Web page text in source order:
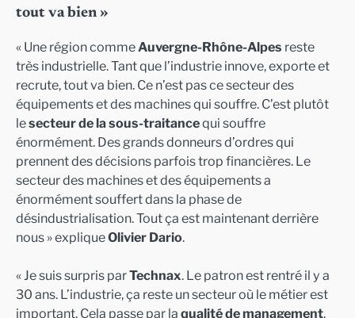
tout va bien »
« Une région commeAuvergne-Rhône-Alpes reste
très industrielle. Tant que l’industrie innove, exporte et
recrute, tout va bien. Ce n’est pas ce secteur des
équipements et des machines qui souffre. C’est plutôt
lesecteur de la sous-traitancequi souffre
énormément. Des grands donneurs d’ordres qui
prennent des décisions parfois trop financières. Le
secteur des machines et des équipements a
énormément souffert dans la phase de
désindustrialisation. Tout ça est maintenant derrière
nous » expliqueOlivier Dario.
« Je suis surpris parTechnax. Le patron est rentré il y a
30 ans. L’industrie, ça reste un secteur où le métier est
important. Cela passe par la qualité de management.